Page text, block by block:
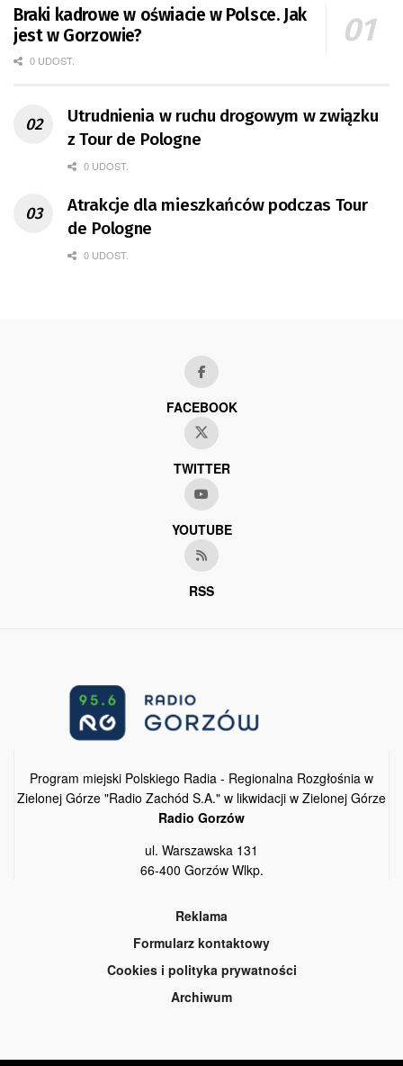
Braki kadrowe w oświacie w Polsce. Jak
jest w Gorzowie?
0 UDOST.
Utrudnienia w ruchu drogowym w związku
z Tour de Pologne
0 UDOST.
Atrakcje dla mieszkańców podczas Tour
de Pologne
0 UDOST.
FACEBOOK
TWITTER
YOUTUBE
RSS
Program miejski Polskiego Radia - Regionalna Rozgłośnia w
Zielonej Górze "Radio Zachód S.A." w likwidacji w Zielonej Górze
Radio Gorzów
ul. Warszawska 131
66-400 Gorzów Wlkp.
Reklama
Formularz kontaktowy
Cookies i polityka prywatności
Archiwum